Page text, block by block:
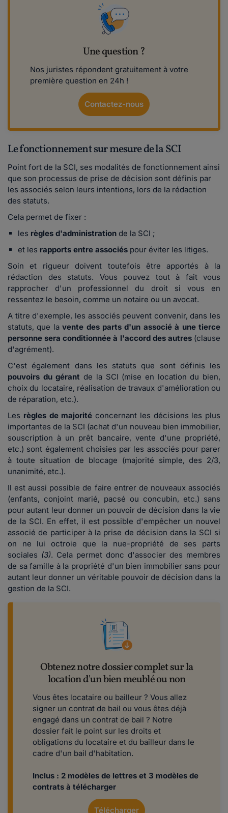
Une question ?
Nos juristes répondent gratuitement à votre
première question en 24h !
Contactez-nous
Le fonctionnement sur mesure de la SCI
Point fort de la SCI, ses modalités de fonctionnement ainsi
que son processus de prise de décision sont définis par
les associés selon leurs intentions, lors de la rédaction
des statuts.
Cela permet de fixer :
les règles d'administration de la SCI ;
et les rapports entre associés pour éviter les litiges.
Soin et rigueur doivent toutefois être apportés à la
rédaction des statuts. Vous pouvez tout à fait vous
rapprocher d'un professionnel du droit si vous en
ressentez le besoin, comme un notaire ou un avocat.
A titre d'exemple, les associés peuvent convenir, dans les
statuts, que lavente des parts d'un associé à une tierce
personne sera conditionnée à l'accord des autres(clause
d'agrément).
C'est également dans les statuts que sont définis les
pouvoirs du gérant de la SCI (mise en location du bien,
choix du locataire, réalisation de travaux d'amélioration ou
de réparation, etc.).
Les règles de majorité concernant les décisions les plus
importantes de la SCI (achat d'un nouveau bien immobilier,
souscription à un prêt bancaire, vente d'une propriété,
etc.) sont également choisies par les associés pour parer
à toute situation de blocage (majorité simple, des 2/3,
unanimité, etc.).
Il est aussi possible de faire entrer de nouveaux associés
(enfants, conjoint marié, pacsé ou concubin, etc.) sans
pour autant leur donner un pouvoir de décision dans la vie
de la SCI. En effet, il est possible d'empêcher un nouvel
associé de participer à la prise de décision dans la SCI si
on ne lui octroie que la nue-propriété de ses parts
sociales (3). Cela permet donc d'associer des membres
de sa famille à la propriété d'un bien immobilier sans pour
autant leur donner un véritable pouvoir de décision dans la
gestion de la SCI.
Obtenez notre dossier complet sur la
location d'un bien meublé ou non
Vous êtes locataire ou bailleur ? Vous allez
signer un contrat de bail ou vous êtes déjà
engagé dans un contrat de bail ? Notre
dossier fait le point sur les droits et
obligations du locataire et du bailleur dans le
cadre d'un bail d'habitation.
Inclus : 2 modèles de lettres et 3 modèles de
contrats à télécharger
Télécharger